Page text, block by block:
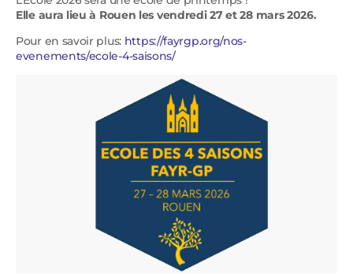
Elle aura lieu à Rouen les vendredi 27 et 28 mars 2026.
Pour en savoir plus: https://fayrgp.org/nos-
evenements/ecole-4-saisons/